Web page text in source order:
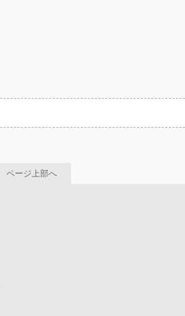
ページ上部へ